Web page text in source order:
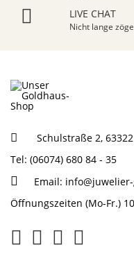
LIVE CHAT
Nicht lange
Schulstraße 2,
Tel: (06074) 680 84 - 35
Email:
Öffnungszeiten (Mo-Fr.)